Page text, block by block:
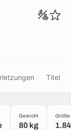
Titel
Gewicht
80 kg
Größe